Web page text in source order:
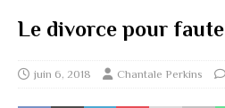
Le divorce pour faute
juin 6, 2018 Chantale Perkins